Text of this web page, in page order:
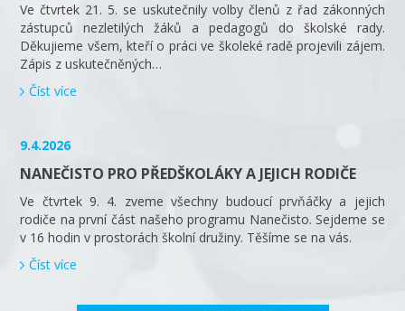
Ve čtvrtek 21. 5. se uskutečnily volby členů z řad zákonných
zástupců nezletilých žáků a pedagogů do školské rady.
Děkujieme všem, kteří o práci ve školeké radě projevili zájem.
Zápis z uskutečněných…
Číst více
9.4.2026
NANEČISTO PRO PŘEDŠKOLÁKY A JEJICH RODIČE
Ve čtvrtek 9. 4. zveme všechny budoucí prvňáčky a jejich
rodiče na první část našeho programu Nanečisto. Sejdeme se
v 16 hodin v prostorách školní družiny. Těšíme se na vás.
Číst více